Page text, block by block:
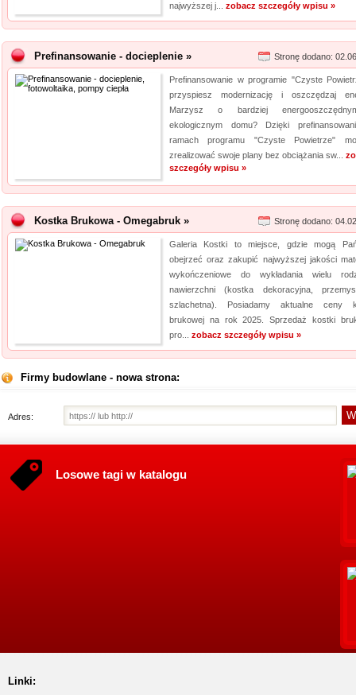
najwyższej j... zobacz szczegóły wpisu »
Prefinansowanie - docieplenie » Stronę dodano:
Prefinansowanie w programie "Czyste
przyspiesz modernizację i oszczędzaj
Marzysz o bardziej
ekologicznym domu? Dzięki
ramach programu "Czyste Powietrze"
zrealizować swoje plany bez obciążania sw...
szczegóły wpisu »
Kostka Brukowa - Omegabruk » Stronę dodano:
Galeria Kostki to miejsce, gdzie mogą
obejrzeć oraz zakupić najwyższej jakości
wykończeniowe do wykładania wielu
nawierzchni (kostka dekoracyjna,
szlachetna). Posiadamy aktualne ceny
brukowej na rok 2025. Sprzedaż kostki
pro... zobacz szczegóły wpisu »
Firmy budowlane - nowa strona:
Adres:
Losowe tagi w katalogu
Linki: